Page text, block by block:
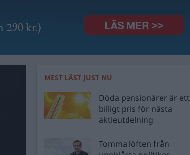
MEST LÄST JUST NU
Döda pensionärer är ett
billigt pris för nästa
aktieutdelning
Tomma löften från